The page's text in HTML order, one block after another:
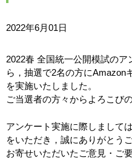
2022年6月01日
2022春 全国統一公開模試の
ら，抽選で2名の方にAmazon
を実施いたしました。
ご当選者の方々からよろこび
アンケート実施に際しまして
をいただき，誠にありがとう
お寄せいただいたご意見・ご